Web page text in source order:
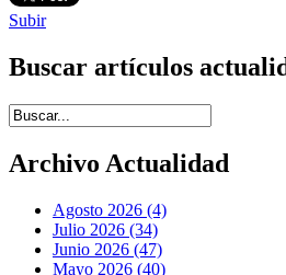
Subir
Buscar artículos
Introduce términos de búsqueda
Archivo Actualidad
Agosto 2026 (4)
Julio 2026 (34)
Junio 2026 (47)
Mayo 2026 (40)